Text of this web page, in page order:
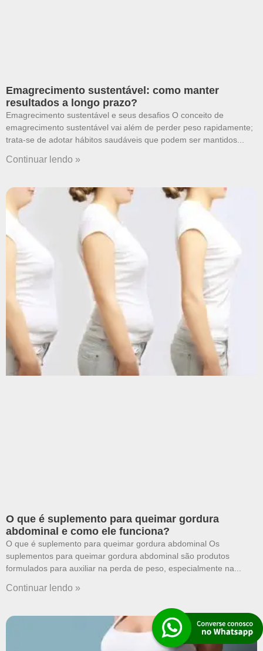
Emagrecimento sustentável: como manter
resultados a longo prazo?
Emagrecimento sustentável e seus desafios O conceito de
emagrecimento sustentável vai além de perder peso rapidamente;
trata-se de adotar hábitos saudáveis que podem ser mantidos
Continuar lendo »
O que é suplemento para queimar gordura
abdominal e como ele funciona?
O que é suplemento para queimar gordura abdominal Os
suplementos para queimar gordura abdominal são produtos
formulados para auxiliar na perda de peso, especialmente na
Continuar lendo »